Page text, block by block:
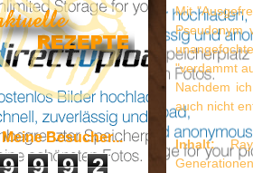
Mit
Pseudonym
"verdammt
Nachdem
auch nicht
Inhalt:Ray
Meine Besucher...
9 9 9
2